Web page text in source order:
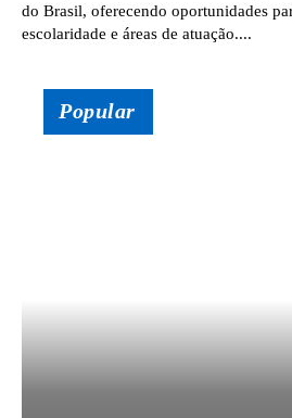
do Brasil, oferecendo oportunidades
escolaridade e áreas de atuação....
Popular